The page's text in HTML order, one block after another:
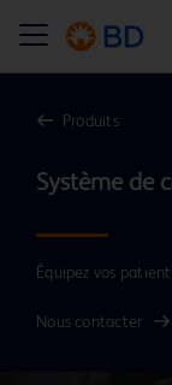
Produits
Système de
Équipez vos
Nous contacter